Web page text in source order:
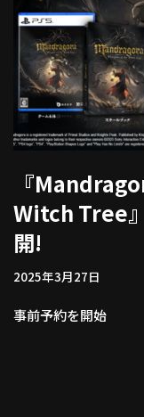
『
Witch Tree
開!
2025年3月27日
事前予約を開始